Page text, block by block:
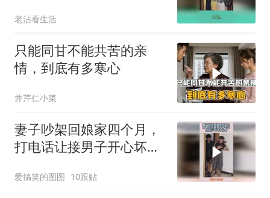
老沾看生活
只能同甘不能共苦的亲
情，到底有多寒心
井芹仁小菜
妻子吵架回娘家四个月，
打电话让接男子开心坏，
爱搞笑的图图 10跟贴